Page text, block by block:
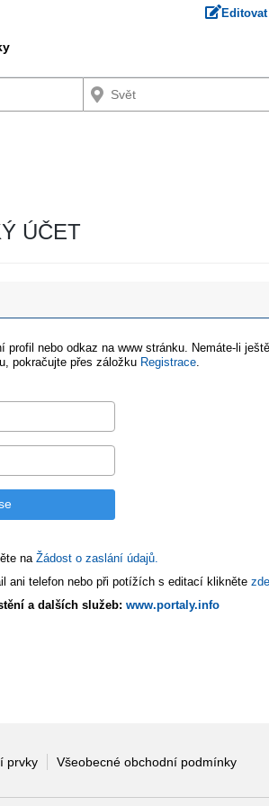
Editovat
ÚČET
nebo odkaz na www stránku. Nemáte-li ještě
pokračujte přes záložku Registrace
na Žádost o zaslání údajů.
ani telefon nebo při potížích s editací klikněte zde
a dalších služeb: www.portaly.info
prvky Všeobecné obchodní podmínky